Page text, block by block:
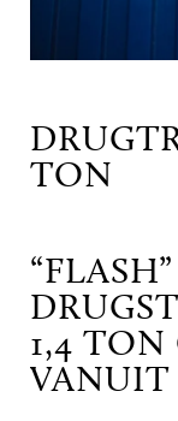
TON
1,4
VANUIT